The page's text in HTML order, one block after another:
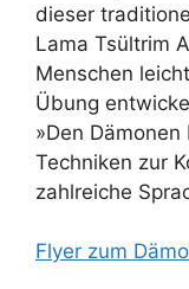
dieser
Lama Tsültrim
Menschen
Übung
»Den
Techniken zur
zahlreiche
Flyer zum